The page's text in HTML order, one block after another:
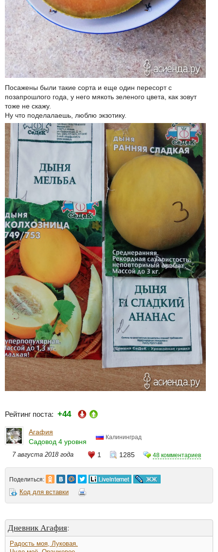
Посажены были такие сорта и еще один пересорт с
позапрошлого года, у него мякоть зеленого цвета, как зовут
тоже не скажу.
Ну что поделалаешь, люблю экзотику.
Рейтинг поста: +44
Агафия
Садовод 4 уровня
Калининград
7 августа 2018 года 1 1285 48 комментариев
Поделиться:
Код для вставки
Дневник Агафия:
Радость моя, Луковая.